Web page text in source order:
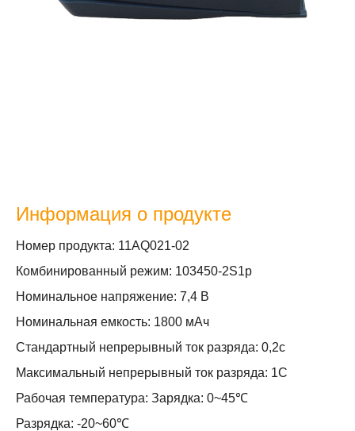
Информация о продукте
Номер продукта: 11AQ021-02
Комбинированный режим: 103450-2S1p
Номинальное напряжение: 7,4 В
Номинальная емкость: 1800 мАч
Стандартный непрерывный ток разряда: 0,2c
Максимальный непрерывный ток разряда: 1C
Рабочая температура: Зарядка: 0~45℃
Разрядка: -20~60℃